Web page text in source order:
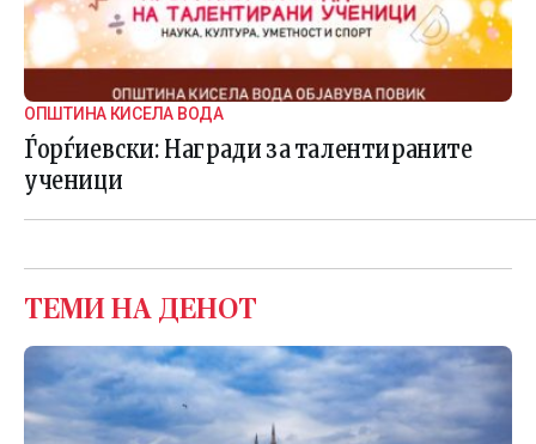
ОПШТИНА КИСЕЛА ВОДА
Ѓорѓиевски: Награди за талентираните
ученици
ТЕМИ НА ДЕНОТ